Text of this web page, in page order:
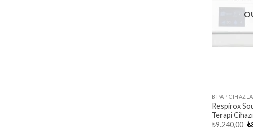
BİPAP
Respirox
Terapi Cihazı
₺9.240,00 ₺